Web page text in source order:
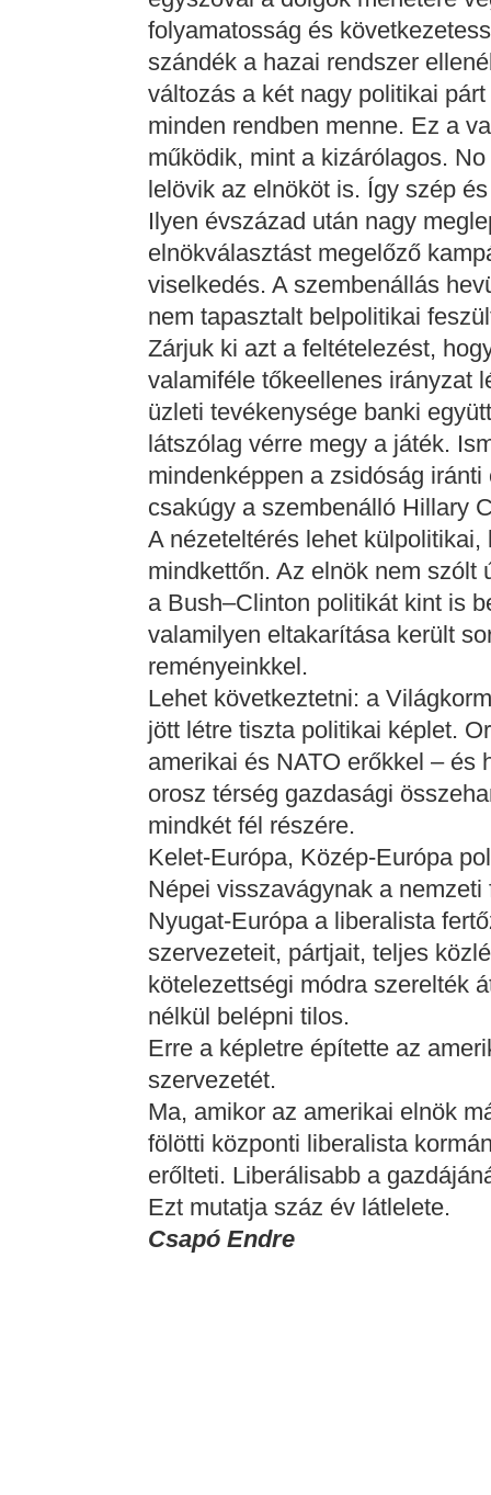
folyamatosság és
szándék a hazai rendszer
változás a két nagy politikai
minden rendben menne. Ez a
működik, mint a kizárólagos.
lelövik az elnököt is. Így szép
Ilyen évszázad után nagy
elnökválasztást megelőző
viselkedés. A szembenállás
nem tapasztalt belpolitikai
Zárjuk ki azt a feltételezést,
valamiféle tőkeellenes irányzat
üzleti tevékenysége banki
látszólag vérre megy a játék.
mindenképpen a zsidóság
csakúgy a szembenálló Hillary
A nézeteltérés lehet
mindkettőn. Az elnök nem szólt
a Bush–Clinton politikát kint is
valamilyen eltakarítása került
reményeinkkel.
Lehet következtetni: a
jött létre tiszta politikai képlet.
amerikai és NATO erőkkel – és
orosz térség gazdasági
mindkét fél részére.
Kelet-Európa, Közép-Európa
Népei visszavágynak a
Nyugat-Európa a liberalista
szervezeteit, pártjait, teljes
kötelezettségi módra szerelték
nélkül belépni tilos.
Erre a képletre építette az
szervezetét.
Ma, amikor az amerikai elnök
fölötti központi liberalista
erőlteti. Liberálisabb a
Ezt mutatja száz év látlelete.
Csapó Endre